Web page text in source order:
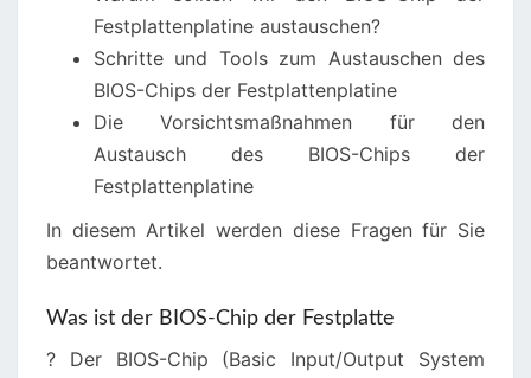
Festplattenplatine austauschen?
Schritte und Tools zum Austauschen des
BIOS-Chips der Festplattenplatine
Die Vorsichtsmaßnahmen für den
Austausch des BIOS-Chips der
Festplattenplatine
In diesem Artikel werden diese Fragen für Sie
beantwortet.
Was ist der BIOS-Chip der Festplatte
? Der BIOS-Chip (Basic Input/Output System